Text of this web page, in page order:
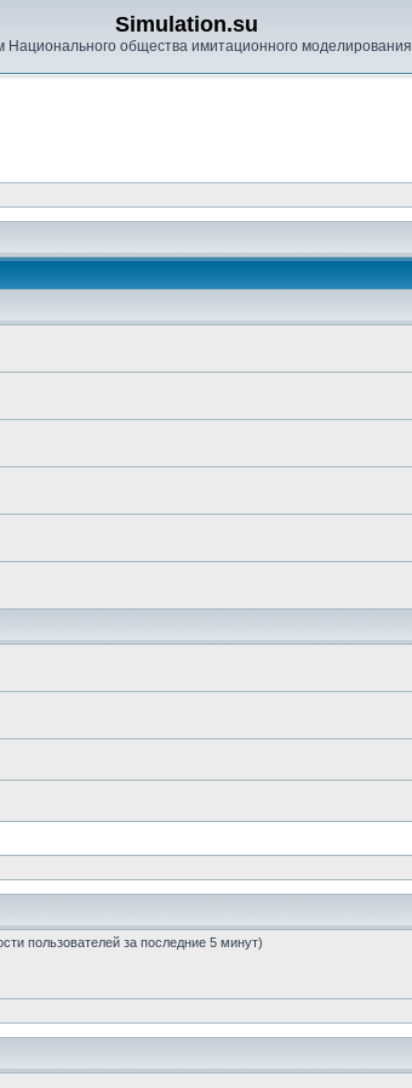
Simulation.su
Национального общества имитационного моделирования
пользователей за последние 5 минут)